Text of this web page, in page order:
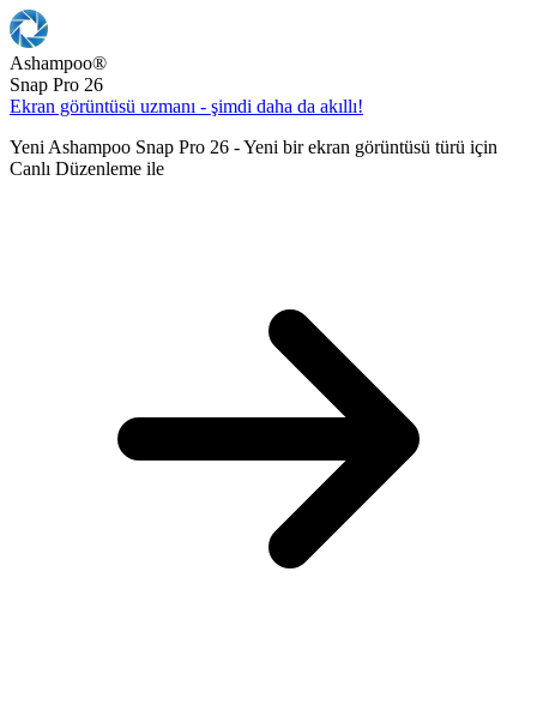
Ashampoo®
Snap Pro 26
Ekran görüntüsü uzmanı - şimdi daha da akıllı!
Yeni Ashampoo Snap Pro 26 - Yeni bir ekran görüntüsü türü için
Canlı Düzenleme ile